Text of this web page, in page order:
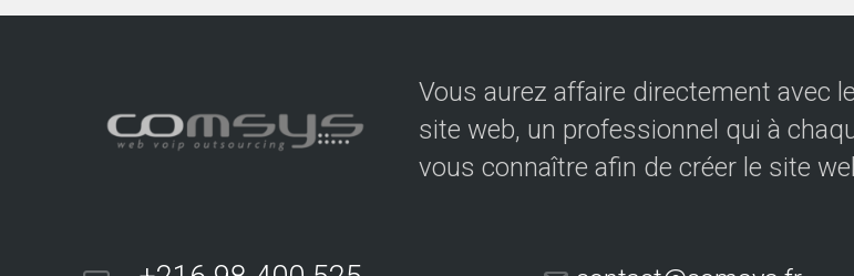
Vous aurez affaire directement avec
site web, un professionnel qui à
vous connaître afin de créer le site